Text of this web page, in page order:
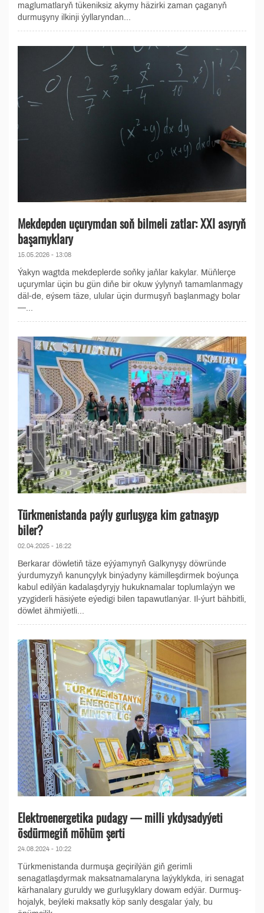
maglumatlaryň tükeniksiz akymy häzirki zaman çaganyň
durmuşyny ilkinji ýyllaryndan...
Mekdepden uçurymdan soň bilmeli zatlar: XXI asyryň
başarnyklary
15.05.2026 - 13:08
Ýakyn wagtda mekdeplerde soňky jaňlar kakylar. Müňlerçe
uçurymlar üçin bu gün diňe bir okuw ýylynyň tamamlanmagy
däl-de, eýsem täze, ulular üçin durmuşyň başlanmagy bolar
—...
Türkmenistanda paýly gurluşyga kim gatnaşyp
biler?
02.04.2025 - 16:22
Berkarar döwletiň täze eýýamynyň Galkynyşy döwründe
ýurdumyzyň kanunçylyk binýadyny kämilleşdirmek boýunça
kabul edilýän kadalaşdyryjy hukuknamalar toplumlaýyn we
yzygiderli häsiýete eýedigi bilen tapawutlanýar. Il-ýurt bähbitli,
döwlet ähmiýetli...
Elektroenergetika pudagy — milli ykdysadyýeti
ösdürmegiň möhüm şerti
24.08.2024 - 10:22
Türkmenistanda durmuşa geçirilýän giň gerimli
senagatlaşdyrmak maksatnamalaryna laýyklykda, iri senagat
kärhanalary guruldy we gurluşyklary dowam edýär. Durmuş-
hojalyk, beýleki maksatly köp sanly desgalar ýaly, bu